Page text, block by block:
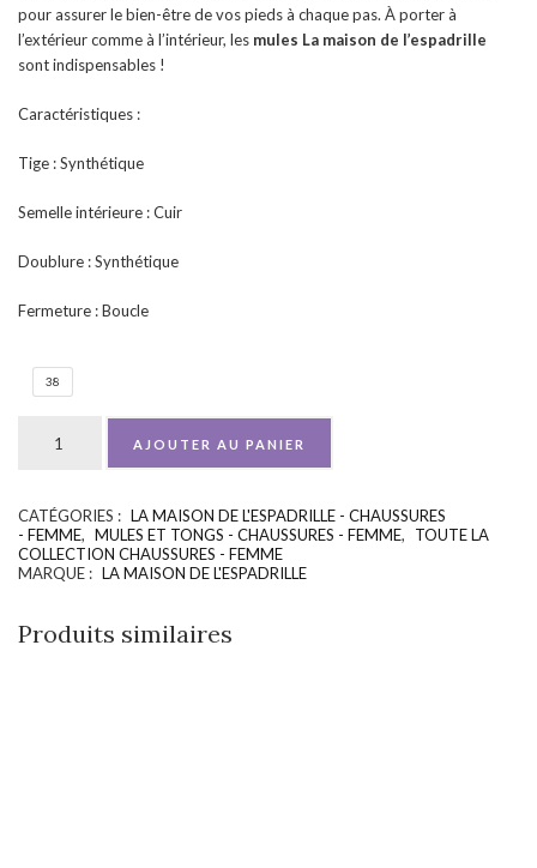
pour assurer le bien-être de vos pieds à chaque pas. À porter à
l’extérieur comme à l’intérieur, les mules La maison de l’espadrille
sont indispensables !
Caractéristiques :
Tige : Synthétique
Semelle intérieure : Cuir
Doublure : Synthétique
Fermeture : Boucle
38
AJOUTER AU PANIER
CATÉGORIES : LA MAISON DE L'ESPADRILLE - CHAUSSURES
- FEMME, MULES ET TONGS - CHAUSSURES - FEMME,
TOUTE LA
COLLECTION CHAUSSURES - FEMME
MARQUE : LA MAISON DE L'ESPADRILLE
Produits similaires